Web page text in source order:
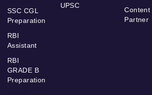
SSC CGL
Preparation
RBI
Assistant
RBI
GRADE B
Preparation
UPSC
Content
Partner